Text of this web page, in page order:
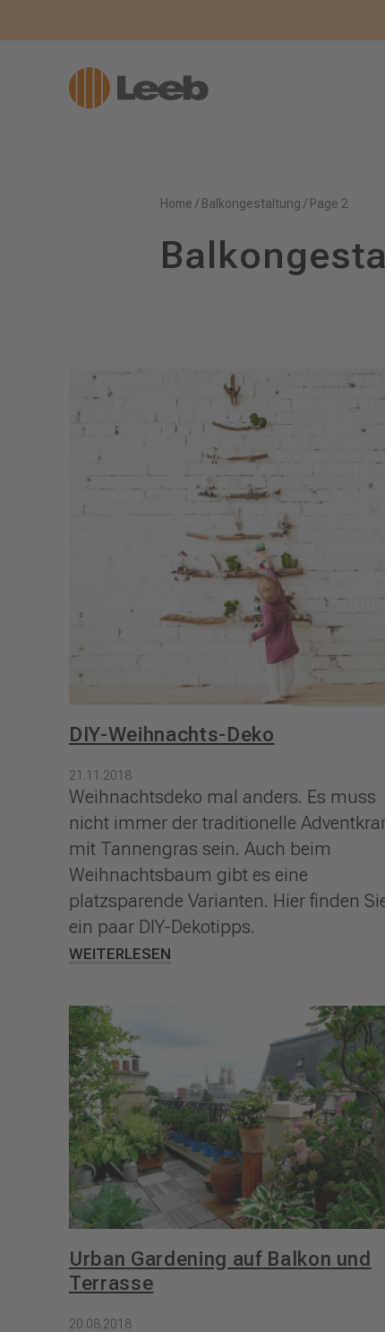
Home / Balkongestaltung / Page 2
DIY-Weihnachts-Deko
21.11.2018
Weihnachtsdeko mal anders. Es muss
nicht immer der traditionelle
mit Tannengras sein. Auch beim
Weihnachtsbaum gibt es eine
platzsparende Varianten. Hier finden
ein paar DIY-Dekotipps.
WEITERLESEN
Urban Gardening auf Balkon und
Terrasse
20.08.2018